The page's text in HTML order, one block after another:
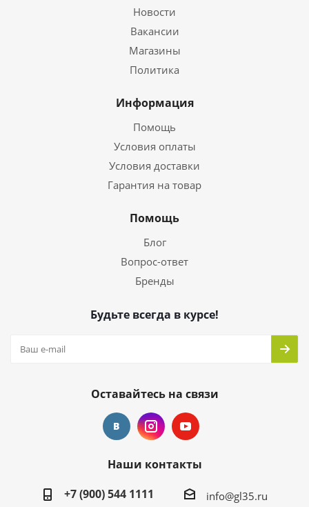
Новости
Вакансии
Магазины
Политика
Информация
Помощь
Условия оплаты
Условия доставки
Гарантия на товар
Помощь
Блог
Вопрос-ответ
Бренды
Будьте всегда в курсе!
Оставайтесь на связи
Наши контакты
+7 (900) 544 1111
info@gl35.ru